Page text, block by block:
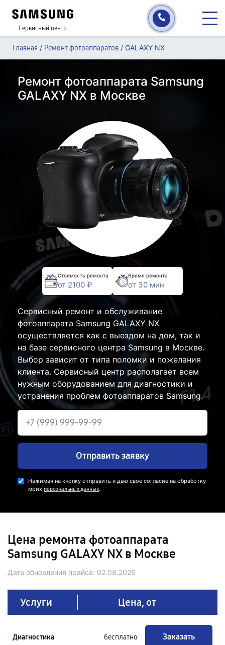
Сервисный центр
Главная / Ремонт фотоаппаратов / GALAXY NX
Ремонт фотоаппарата Samsung
GALAXY NX в Москве
Стоимость ремонта
от 2100 ₽
Время ремонта
от 30 мин
Сервисный ремонт и обслуживание
фотоаппарата Samsung GALAXY NX
осуществляется как с выездом на дом, так и
на базе сервисного центра Samsung в Москве.
Выбор зависит от типа поломки и пожелания
клиента. Сервисный центр располагает всем
нужным оборудованием для диагностики и
устранения проблем фотоаппаратов Samsung.
Отправить заявку
Нажимая на кнопку отправить я даю свое согласие на обработку
моих персональных данных.
Цена ремонта фотоаппарата
Samsung GALAXY NX в Москве
Дата обновления прайса: 02.08.2026
Услуги Цена, от
Диагностика бесплатно Заказать